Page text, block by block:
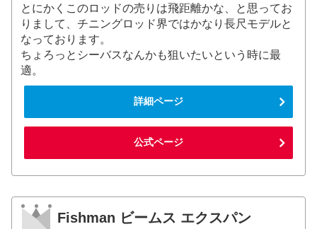
とにかくこのロッドの売りは飛距離かな、と思ってお
りまして、チニングロッド界ではかなり長尺モデルと
なっております。
ちょろっとシーバスなんかも狙いたいという時に最
適。
詳細ページ
公式ページ
Fishman ビームス エクスパン